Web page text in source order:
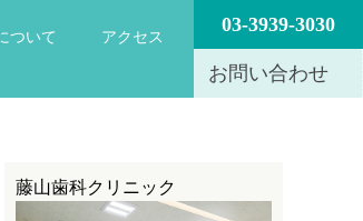
ついて アクセス
03-3939-3030
お問い合わせ
藤山歯科クリニック